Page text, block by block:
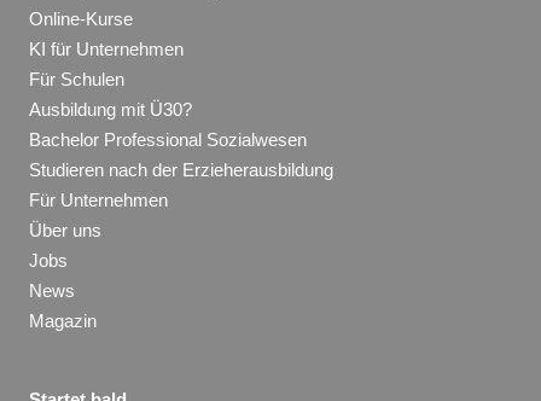
Online-Kurse
KI für Unternehmen
Für Schulen
Ausbildung mit Ü30?
Bachelor Professional Sozialwesen
Studieren nach der Erzieherausbildung
Für Unternehmen
Über uns
Jobs
News
Magazin